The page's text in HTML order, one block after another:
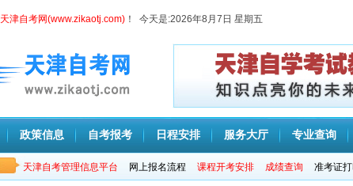
天津自考网(www.zikaotj.com) ！ 今天是:2026年8月7日 星期五
政策信息 自考报考 日程安排 服务大厅 专业查询
天津自考管理信息平台 网上报名流程 课程开考安排 成绩查询 准考证